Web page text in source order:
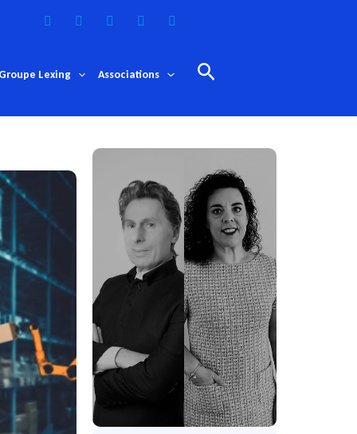
Lexing Associations Rechercher